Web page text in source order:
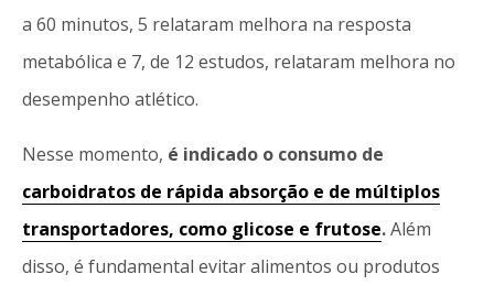
a 60 minutos, 5 relataram melhora na resposta
metabólica e 7, de 12 estudos, relataram melhora no
desempenho atlético.
Nesse momento, é indicado o consumo de
carboidratos de rápida absorção e de múltiplos
transportadores, como glicose e frutose.Além
disso, é fundamental evitar alimentos ou produtos